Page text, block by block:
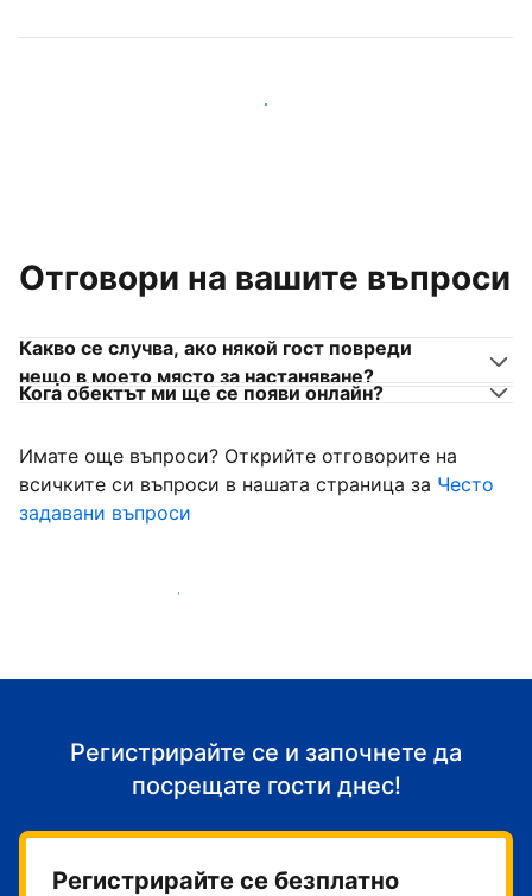
Отговори на вашите въпроси
Какво се случва, ако някой гост повреди
нещо в моето място за настаняване?
Кога обектът ми ще се появи онлайн?
Имате още въпроси? Открийте отговорите на
всичките си въпроси в нашата страница за Често
задавани въпроси
Започнете да приемате гости
Регистрирайте се и започнете да
посрещате гости днес!
Регистрирайте се безплатно